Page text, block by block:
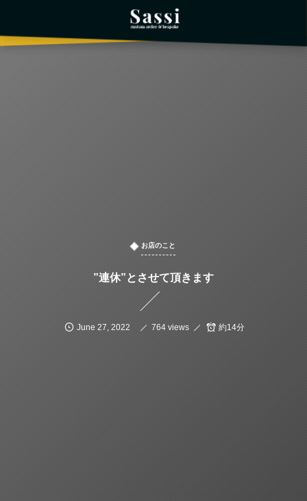
お店のこと
”連休”とさせて頂きます
June 27, 2022 764 views 約14分